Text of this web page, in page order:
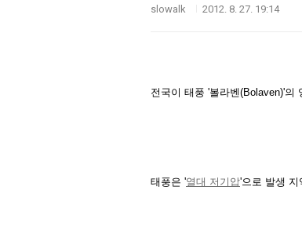
slowalk 2012. 8. 27. 19:14
전국이 태풍 '볼라벤(Bolaven)'
태풍은 '열대 저기압'으로 발생